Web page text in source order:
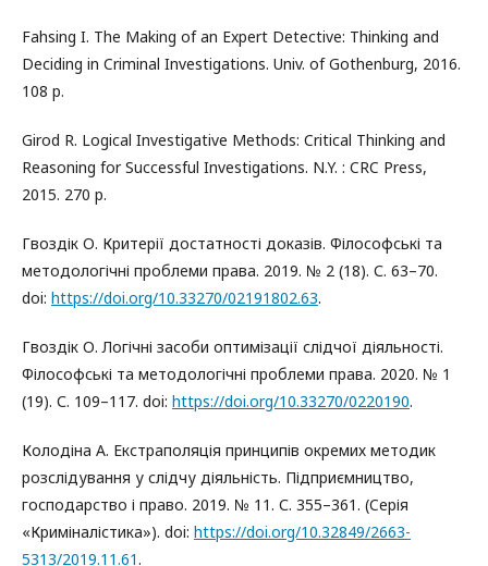
Fahsing I. The Making of an Expert Detective: Thinking and
Deciding in Criminal Investigations. Univ. of Gothenburg, 2016.
108 p.
Girod R. Logical Investigative Methods: Critical Thinking and
Reasoning for Successful Investigations. N.Y. : CRC Press,
2015. 270 p.
Гвоздік О. Критерії достатності доказів. Філософські та
методологічні проблеми права. 2019. № 2 (18). С. 63–70.
doi: https://doi.org/10.33270/02191802.63.
Гвоздік О. Логічні засоби оптимізації слідчої діяльності.
Філософські та методологічні проблеми права. 2020. № 1
(19). С. 109–117. doi: https://doi.org/10.33270/0220190.
Колодіна А. Екстраполяція принципів окремих методик
розслідування у слідчу діяльність. Підприємництво,
господарство і право. 2019. № 11. С. 355–361. (Cерія
«Криміналістика»). doi: https://doi.org/10.32849/2663-
5313/2019.11.61.